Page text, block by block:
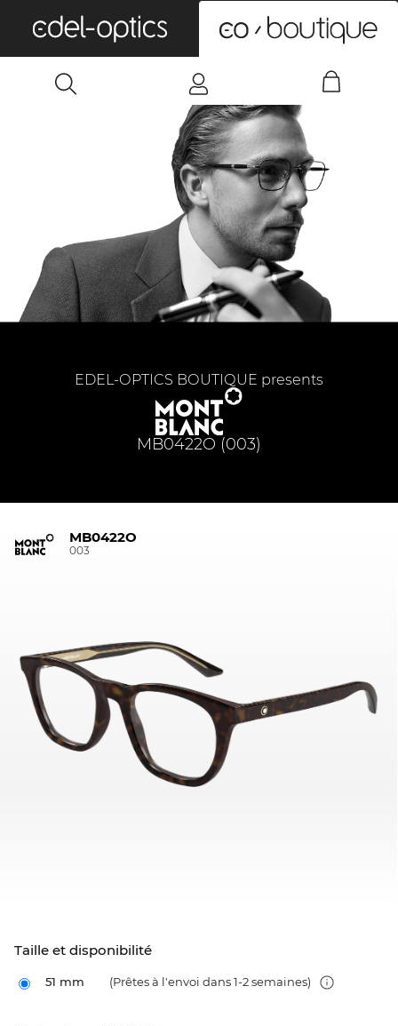
MB0422O (003)
EDEL-OPTICS BOUTIQUE presents
MB0422O
003
Taille et disponibilité
51 mm (Prêtes à l'envoi dans 1-2 semaines)